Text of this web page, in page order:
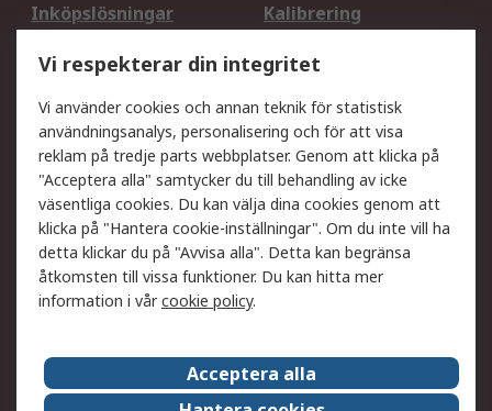
Inköpslösningar
Kalibrering
DesignSpark
Teknisk Support
Ditt lokala säljteam
Exportlösningar
Support
Få hjälp
Retur av varor
Leverans
Spåra din order
Begär en fakturakopi
Fördelar med RS-konto
Betalningsalternativ
Om RS
Försäljningsvillkor
Vi respekterar din integritet
Vi använder cookies och annan teknik för statistisk
användningsanalys, personalisering och för att visa
reklam på tredje parts webbplatser. Genom att klicka på
"Acceptera alla" samtycker du till behandling av icke
väsentliga cookies. Du kan välja dina cookies genom att
klicka på "Hantera cookie-inställningar". Om du inte vill ha
detta klickar du på "Avvisa alla". Detta kan begränsa
åtkomsten till vissa funktioner. Du kan hitta mer
information i vårcookie policy.
Acceptera alla